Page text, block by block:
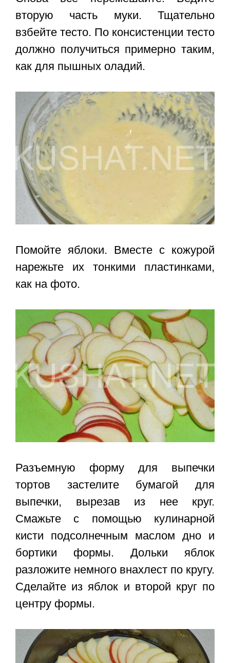
вторую часть муки. Тщательно
взбейте тесто. По консистенции тесто
должно получиться примерно таким,
как для пышных оладий.
Помойте яблоки. Вместе с кожурой
нарежьте их тонкими пластинками,
как на фото.
Разъемную форму для выпечки
тортов застелите бумагой для
выпечки, вырезав из нее круг.
Смажьте с помощью кулинарной
кисти подсолнечным маслом дно и
бортики формы. Дольки яблок
разложите немного внахлест по кругу.
Сделайте из яблок и второй круг по
центру формы.